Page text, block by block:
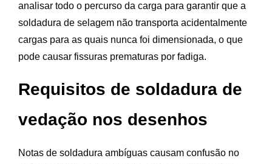
analisar todo o percurso da carga para garantir que a
soldadura de selagem não transporta acidentalmente
cargas para as quais nunca foi dimensionada, o que
pode causar fissuras prematuras por fadiga.
Requisitos de soldadura de
vedação nos desenhos
Notas de soldadura ambíguas causam confusão no